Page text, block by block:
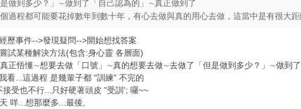
做到多少？」∼做到了「自己認為的」∼真正做到了
過程都可能要花掉數年到數十年，有心去做與真的用心去做，這當中是有很大距
歷事件-->發現疑問-->開始想找答案
試某種解決方法(包含:身心靈 各層面)
正悟懂∼想要去做「口號」∼真的想要去做∼去做了「但是做到多少？」∼做到
看...這過程 是幾輩子都 "訓練" 不完的
受也不行...只好硬著頭皮 "受訓'; 囉~~
咩...想那麼多...最後,